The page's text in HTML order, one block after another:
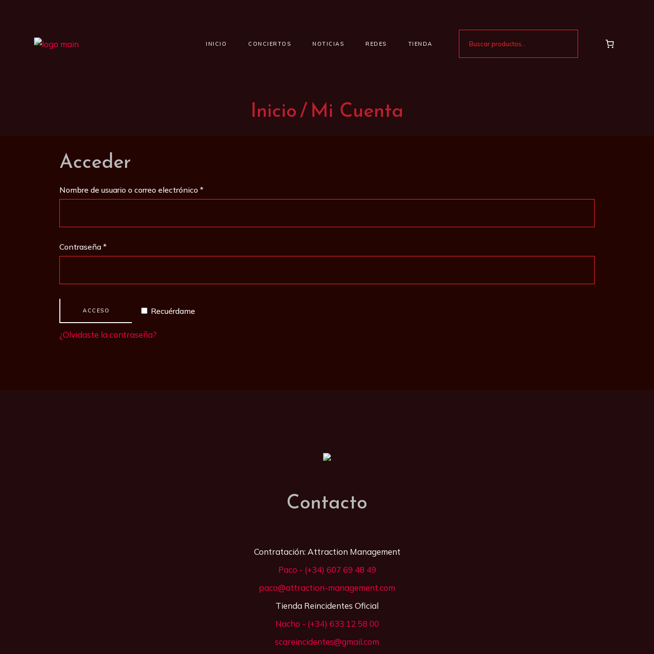
INICIO CONCIERTOS NOTICIAS REDES TIENDA
Buscar
Inicio Mi Cuenta
Acceder
Nombre de usuario o correo electrónico *Obligatorio
Contraseña *Obligatorio
Recuérdame
ACCESO
¿Olvidaste la contraseña?
Contacto
Contratación: Attraction Management
Paco - (+34) 607 69 48 49
paco@attraction-management.com
Tienda Reincidentes Oficial
Nacho - (+34) 633 12 58 00
scareincidentes@gmail.com